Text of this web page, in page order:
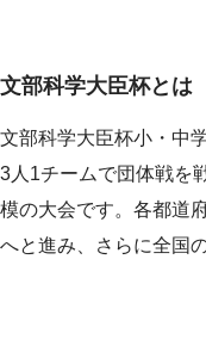
文部科学大臣杯とは
文部科学大臣杯小・中
3人1チームで団体戦を
模の大会です。各都道
へと進み、さらに全国